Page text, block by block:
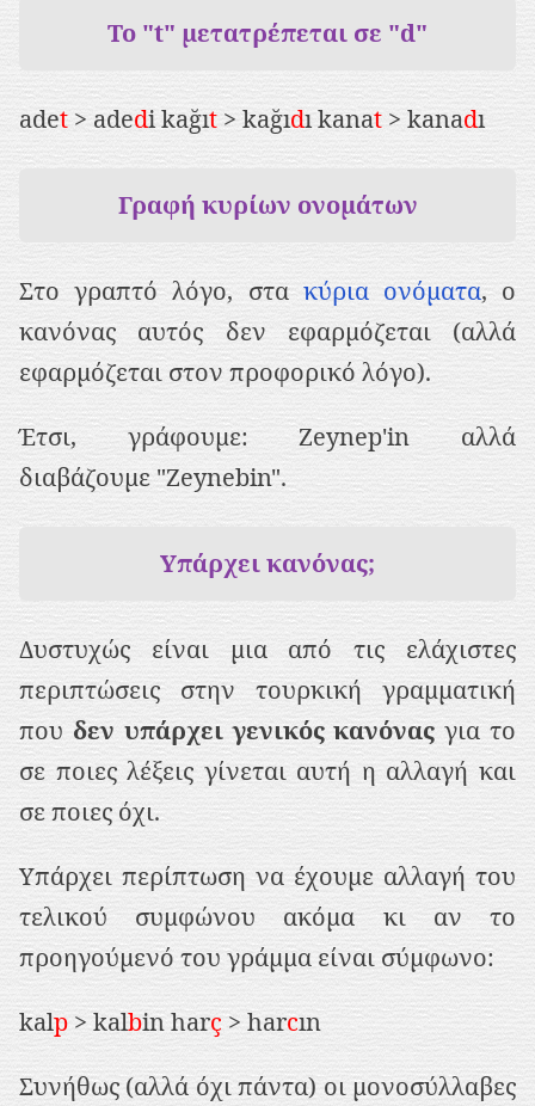
Το "t" μετατρέπεται σε "d"
adet > adedi kağıt > kağıdı kanat > kanadı
Γραφή κυρίων ονομάτων
Στο γραπτό λόγο, στα κύρια ονόματα, ο
κανόνας αυτός δεν εφαρμόζεται (αλλά
εφαρμόζεται στον προφορικό λόγο).
Έτσι, γράφουμε: Zeynep'in αλλά
διαβάζουμε "Zeynebin".
Υπάρχει κανόνας;
Δυστυχώς είναι μια από τις ελάχιστες
περιπτώσεις στην τουρκική γραμματική
που δεν υπάρχει γενικός κανόνας για το
σε ποιες λέξεις γίνεται αυτή η αλλαγή και
σε ποιες όχι.
Υπάρχει περίπτωση να έχουμε αλλαγή του
τελικού συμφώνου ακόμα κι αν το
προηγούμενό του γράμμα είναι σύμφωνο:
kalp > kalbin harç> harcın
Συνήθως (αλλά όχι πάντα) οι μονοσύλλαβες